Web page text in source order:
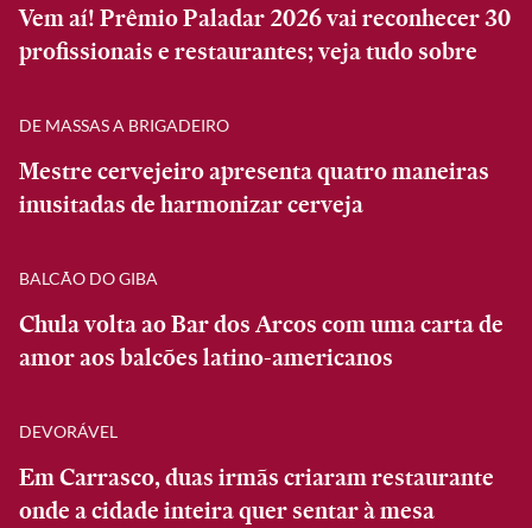
Vem aí! Prêmio Paladar 2026 vai reconhecer 30
profissionais e restaurantes; veja tudo sobre
DE MASSAS A BRIGADEIRO
Mestre cervejeiro apresenta quatro maneiras
inusitadas de harmonizar cerveja
BALCÃO DO GIBA
Chula volta ao Bar dos Arcos com uma carta de
amor aos balcões latino-americanos
DEVORÁVEL
Em Carrasco, duas irmãs criaram restaurante
onde a cidade inteira quer sentar à mesa